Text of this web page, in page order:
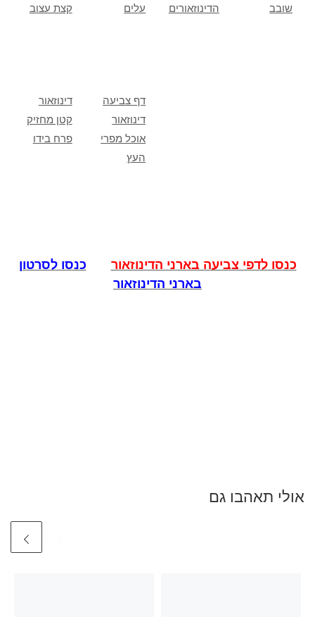
קצת עצוב
עלים
הדינוזאורים
שובב
דינוזאור
קטן מחזיק
פרח בידו
דף צביעה
דינוזאור
אוכל מפרי
העץ
כנסו לדפי צביעה בארני הדינוזאור
כנסו לסרטון
בארני הדינוזאור
אולי תאהבו גם